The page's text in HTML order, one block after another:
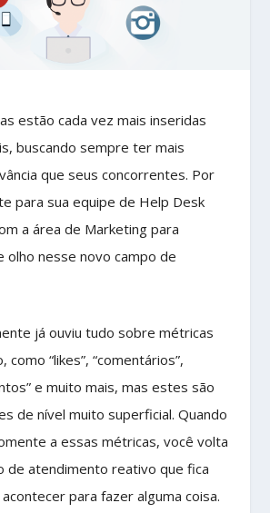
estão cada vez mais inseridas
buscando sempre ter mais
que seus concorrentes. Por
para sua equipe de Help Desk
a área de Marketing para
olho nesse novo campo de
já ouviu tudo sobre métricas
“likes”, “comentários”,
e muito mais, mas estes são
de nível muito superficial. Quando
a essas métricas, você volta
de atendimento reativo que fica
para fazer alguma coisa.